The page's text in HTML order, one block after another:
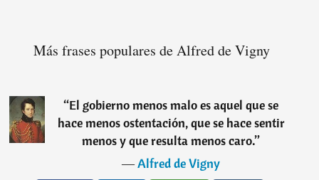
Más frases populares de Alfred de Vigny
“El gobierno menos malo es aquel que se
hace menos ostentación, que se hace sentir
menos y que resulta menos caro.”
―Alfred de Vigny